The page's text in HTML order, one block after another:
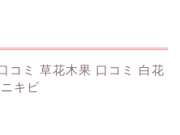
コミ 草花木果 口コミ
白花
キビ